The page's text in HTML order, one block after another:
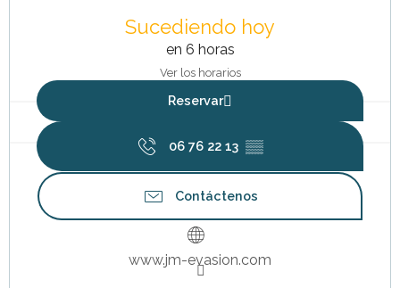
Sucediendo hoy
en 6 horas
Ver los horarios
Reservar
06 76 22 13 ▒▒
Contáctenos
www.jm-evasion.com